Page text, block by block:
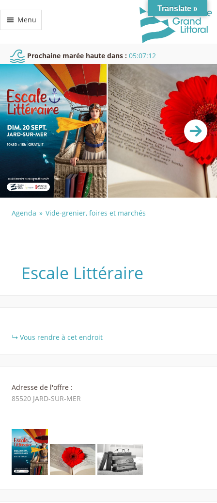
Menu
Prochaine marée haute dans : 05:07:12
Agenda Vide-grenier, foires et marchés
Escale Littéraire
Vous rendre à cet endroit
Adresse de l'offre :
85520 JARD-SUR-MER
Translate »